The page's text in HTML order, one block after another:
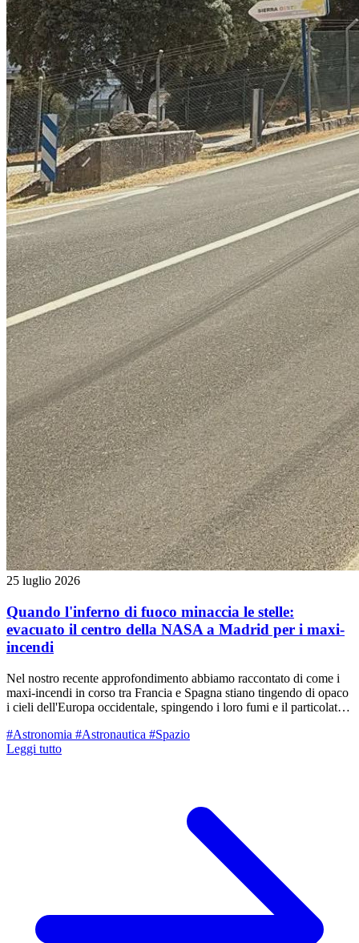
25 luglio 2026
Quando l'inferno di fuoco minaccia le stelle:
evacuato il centro della NASA a Madrid per i maxi-
incendi
Nel nostro recente approfondimento abbiamo raccontato di come i
maxi-incendi in corso tra Francia e Spagna stiano tingendo di opaco
i cieli dell'Europa occidentale, spingendo i loro fumi e il particolato
centinaia di migliaia di sfollati, il rogo divampato a ovest di Madrid
ha rischiato di spegnere letteralmente gli "occhi" con cui l'umanità
delle infrastrutture spaziali più critiche, affascinanti e strategiche del
#Astronomia #Astronautica #Spazio
Leggi tutto